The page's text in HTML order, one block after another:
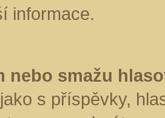
informace.
nebo smažu
s příspěvky,